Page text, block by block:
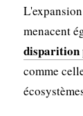
menacent
disparition
comme